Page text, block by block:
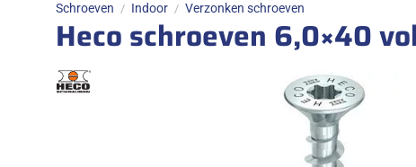
Schroeven / Indoor / Verzonken schroeven
Heco schroeven 6,0×40